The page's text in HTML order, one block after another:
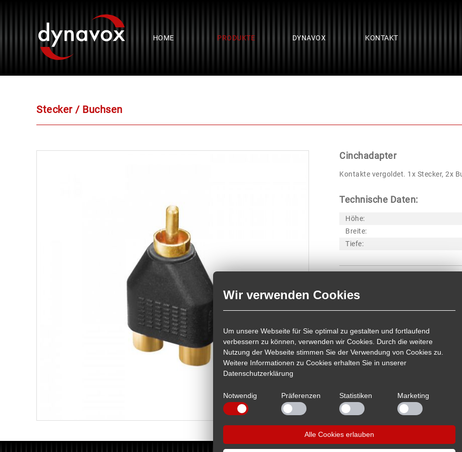
Wir verwenden Cookies
Um unsere Webseite für Sie optimal zu gestalten und fortlaufend
verbessern zu können, verwenden wir Cookies. Durch die weitere
Nutzung der Webseite stimmen Sie der Verwendung von Cookies zu.
Weitere Informationen zu Cookies erhalten Sie in unserer
Datenschutzerklärung
Notwendig Präferenzen Statistiken Marketing
Alle Cookies erlauben
HOME PRODUKTE DYNAVOX KONTAKT
Stecker / Buchsen
Cinchadapter
Kontakte vergoldet. 1x Stecker, 2x
Technische Daten:
Höhe:
Breite:
Tiefe: